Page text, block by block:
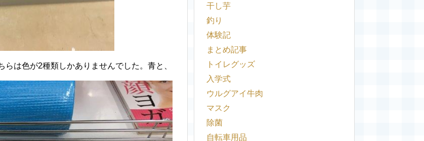
は色が2種類しかありませんでした。青と、
干し芋
釣り
体験記
まとめ記事
トイレグッズ
入学式
ウルグアイ牛肉
マスク
除菌
自転車用品